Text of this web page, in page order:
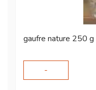
gaufre nature 250 g
-